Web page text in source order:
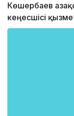
Көшербаев
кеңесшісі